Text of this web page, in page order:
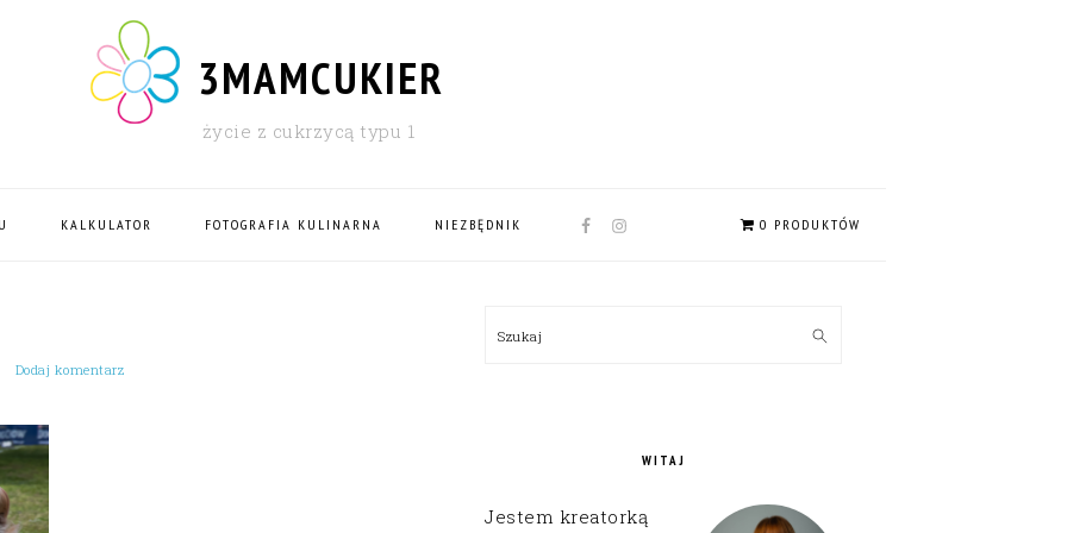
3MAMCUKIER
życie z cukrzycą typu 1
KALKULATOR FOTOGRAFIA KULINARNA NIEZBĘDNIK
NAV
0 PRODUKTÓW
Dodaj komentarz
SIDEBAR
Szukaj
WITAJ
Jestem kreatorką